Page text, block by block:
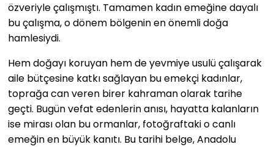
özveriyle çalışmıştı. Tamamen kadın emeğine dayalı
bu çalışma, o dönem bölgenin en önemli doğa
hamlesiydi.
Hem doğayı koruyan hem de yevmiye usulü çalışarak
aile bütçesine katkı sağlayan bu emekçi kadınlar,
toprağa can veren birer kahraman olarak tarihe
geçti. Bugün vefat edenlerin anısı, hayatta kalanların
ise mirası olan bu ormanlar, fotoğraftaki o canlı
emeğin en büyük kanıtı. Bu tarihi belge, Anadolu